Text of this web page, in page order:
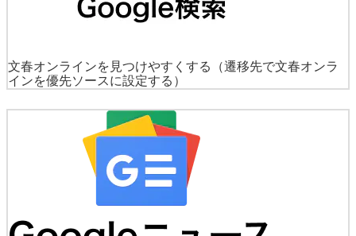
文春オンラインを見つけやすくする
（遷移先で文春オンラ
インを優先ソースに設定する）